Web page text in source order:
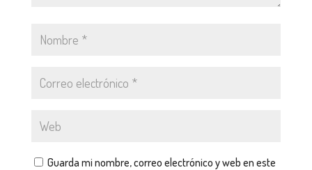
Guarda mi nombre, correo electrónico y web en este